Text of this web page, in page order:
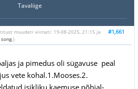
Tavaliige
#1,661
muudeti viimati: 19-08-2025, 21:15 ja
.)
ja pimedus oli sügavuse peal
vete kohal.1.Mooses.2.
isikliku kaemuse põhjal-